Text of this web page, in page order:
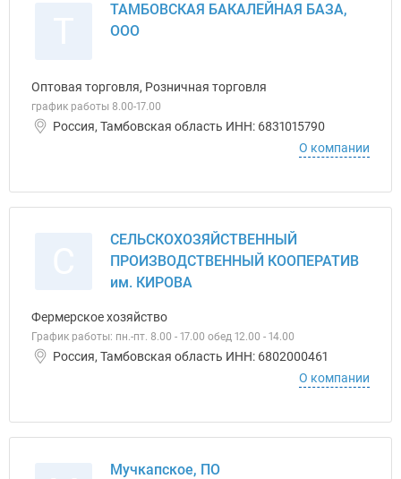
ТАМБОВСКАЯ БАКАЛЕЙНАЯ БАЗА,
ООО
Оптовая торговля, Розничная торговля
график работы 8.00-17.00
Россия, Тамбовская область ИНН: 6831015790
О компании
СЕЛЬСКОХОЗЯЙСТВЕННЫЙ
ПРОИЗВОДСТВЕННЫЙ КООПЕРАТИВ
им. КИРОВА
Фермерское хозяйство
График работы: пн.-пт. 8.00 - 17.00 обед 12.00 - 14.00
Россия, Тамбовская область ИНН: 6802000461
О компании
Мучкапское, ПО